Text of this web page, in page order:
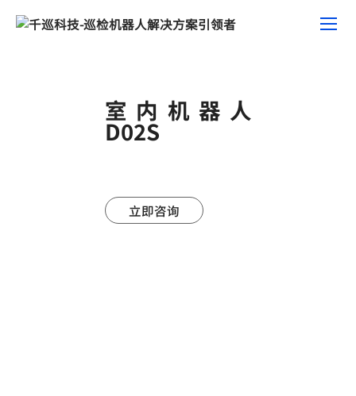
室内机器人
D02S
立即咨询